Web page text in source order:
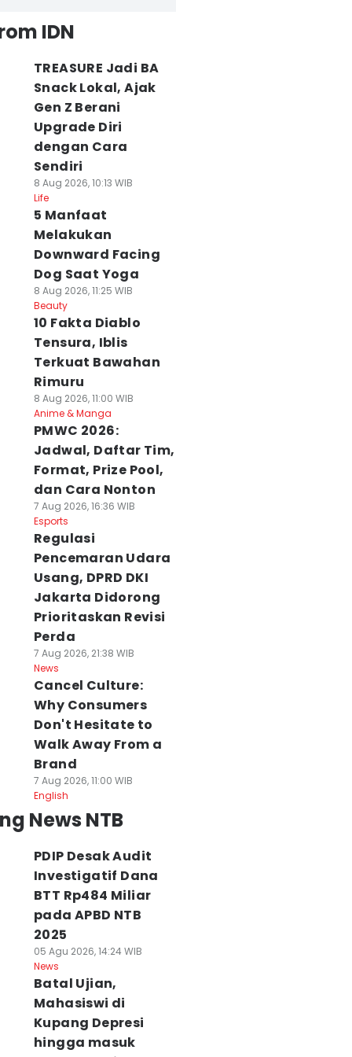
IDN
TREASURE Jadi BA
Snack Lokal, Ajak
Gen Z Berani
Upgrade Diri
dengan Cara
Sendiri
8 Aug 2026, 10:13 WIB
Life
5 Manfaat
Melakukan
Downward Facing
Dog Saat Yoga
8 Aug 2026, 11:25 WIB
Beauty
10 Fakta Diablo
Tensura, Iblis
Terkuat Bawahan
Rimuru
8 Aug 2026, 11:00 WIB
Anime & Manga
PMWC 2026:
Jadwal, Daftar Tim,
Format, Prize Pool,
dan Cara Nonton
7 Aug 2026, 16:36 WIB
Esports
Regulasi
Pencemaran Udara
Usang, DPRD DKI
Jakarta Didorong
Prioritaskan Revisi
Perda
7 Aug 2026, 21:38 WIB
News
Cancel Culture:
Why Consumers
Don't Hesitate to
Walk Away From a
Brand
7 Aug 2026, 11:00 WIB
English
News NTB
PDIP Desak Audit
Investigatif Dana
BTT Rp484 Miliar
pada APBD NTB
2025
05 Agu 2026, 14:24 WIB
News
Batal Ujian,
Mahasiswi di
Kupang Depresi
hingga masuk